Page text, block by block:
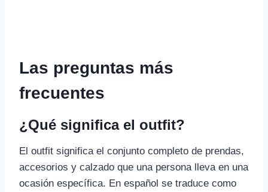
Las preguntas más
frecuentes
¿Qué significa el outfit?
El outfit significa el conjunto completo de prendas,
accesorios y calzado que una persona lleva en una
ocasión específica. En español se traduce como